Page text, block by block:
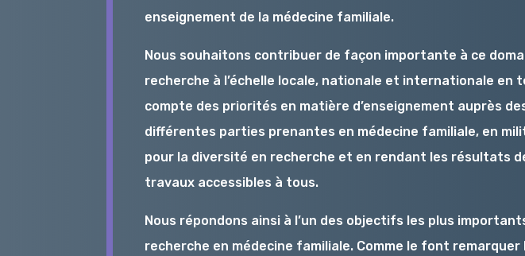
enseignement de la médecine familiale.
Nous souhaitons contribuer de façon importante à ce
recherche à l’échelle locale, nationale et internationale en
compte des priorités en matière d’enseignement auprès
différentes parties prenantes en médecine familiale, en
pour la diversité en recherche et en rendant les résultats
travaux accessibles à tous.
Nous répondons ainsi à l’un des objectifs les plus
recherche en médecine familiale. Comme le font remarquer